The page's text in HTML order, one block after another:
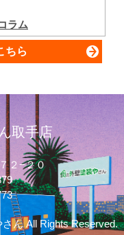
ラム
ちら
取手店
２−２０
ん All Rights Reserved.